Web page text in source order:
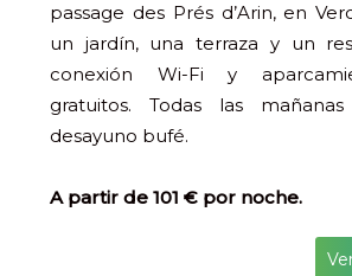
passage des Prés d’Arin, en
un jardín, una terraza y un
conexión Wi-Fi y
gratuitos. Todas las
desayuno bufé.
A partir de 101 € por noche.